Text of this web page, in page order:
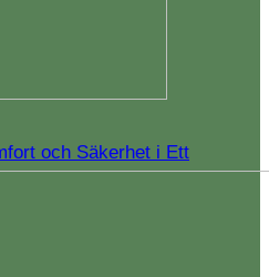
och Säkerhet i Ett